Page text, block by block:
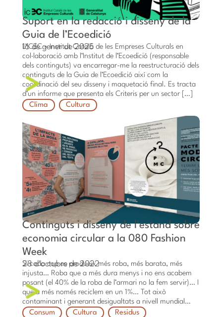
Suport en la redacció i disseny de la
Guia de l’Ecoedició
16 de gener de 2025
L’ICEC – Institut Català de les Empreses Culturals en
col·laboració amb l’Institut de l’Ecoedició (responsable
dels continguts) va encarregar-me la reestructuració dels
continguts de la Guia de l’Ecoedició així com la
coordinació del seu disseny i maquetació final. Es tracta
d’un informe que presenta els Criteris per un sector […]
Clima
Cultura
Continguts i disseny de l'estand sobre
economia circular a la 080 Fashion
Week
28 d'octubre de 2022
Si cada cop es produeix més roba, més barata, més
injusta… Roba que a més dura menys i no ens acabem
posant (el 40% de la roba de l’armari no la fem servir)… I
que a més només reciclem en un 1%… Tot això
contaminant i generant desigualtats a nivell mundial…
Consum
Cultura Residus